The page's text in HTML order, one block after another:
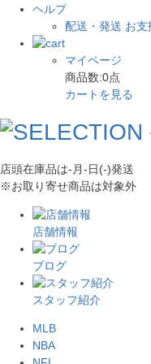
ヘルプ
配送・発送 お支
マイページ
商品数:0点
カートを見る
店頭在庫品は-月-日(-)発送
※お取り寄せ商品は対象外
店舗情報
ブログ
スタッフ紹介
MLB
NBA